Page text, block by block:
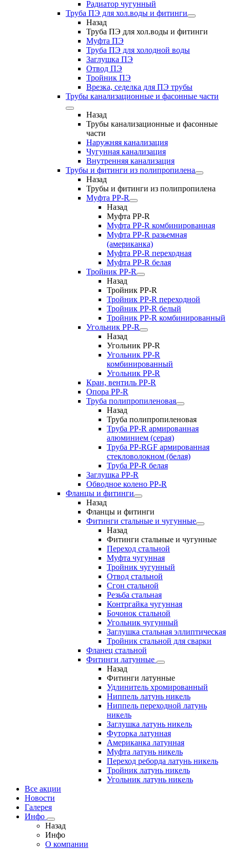
Радиатор чугунный
Труба ПЭ для хол.воды и фитинги
Назад
Труба ПЭ для хол.воды и фитинги
Муфта ПЭ
Труба ПЭ для холодной воды
Заглушка ПЭ
Отвод ПЭ
Тройник ПЭ
Врезка, седелка для ПЭ трубы
Трубы канализационные и фасонные части
Назад
Трубы канализационные и фасонные
части
Наружняя канализация
Чугунная канализация
Внутренняя канализация
Трубы и фитинги из полипропилена
Назад
Трубы и фитинги из полипропилена
Муфта PP-R
Назад
Муфта PP-R
Муфта РР-R комбинированная
Муфта РР-R разьемная
(американка)
Муфта РР-R переходная
Муфта РР-R белая
Тройник PP-R
Назад
Тройник PP-R
Тройник РР-R переходной
Тройник РР-R белый
Тройник РР-R комбинированный
Угольник PP-R
Назад
Угольник PP-R
Угольник РР-R
комбинированный
Угольник РР-R
Кран, вентиль PP-R
Опора PP-R
Труба полипропиленовая
Назад
Труба полипропиленовая
Труба PP-R армированная
алюминием (серая)
Труба PP-RGF армированная
стекловолокном (белая)
Труба РР-R белая
Заглушка PP-R
Обводное колено PP-R
Фланцы и фитинги
Назад
Фланцы и фитинги
Фитинги стальные и чугунные
Назад
Фитинги стальные и чугунные
Переход стальной
Муфта чугунная
Тройник чугунный
Отвод стальной
Сгон стальной
Резьба стальная
Контргайка чугунная
Бочонок стальной
Угольник чугунный
Заглушка стальная эллиптическая
Тройник стальной для сварки
Фланец стальной
Фитинги латунные
Назад
Фитинги латунные
Удлинитель хромированный
Ниппель латунь никель
Ниппель переходной латунь
никель
Заглушка латунь никель
Футорка латунная
Американка латунная
Муфта латунь никель
Переход реборда латунь никель
Тройник латунь никель
Угольник латунь никель
Все акции
Новости
Галерея
Инфо
Назад
Инфо
О компании